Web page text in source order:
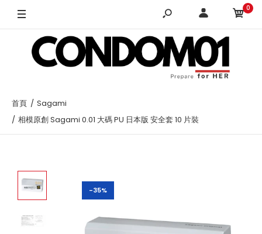
0
首頁
Sagami
相模原創 Sagami 0.01 大碼 PU 日本版 安全套 10 片裝
-35%